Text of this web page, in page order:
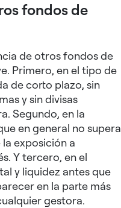
fondos de
de otros fondos de
Primero, en el tipo de
de corto plazo, sin
y sin divisas
Segundo, en la
en general no supera
la exposición a
Y tercero, en el
y liquidez antes que
en la parte más
gestora.